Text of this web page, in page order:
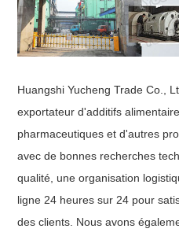
Huangshi Yucheng Trade Co.,
exportateur d'additifs
pharmaceutiques et d'autres
avec de bonnes recherches
qualité, une organisation
ligne 24 heures sur 24 pour
des clients. Nous avons